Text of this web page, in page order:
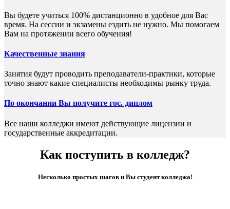
Вы будете учиться 100% дистанционно в удобное для Вас
время. На сессии и экзамены ездить не нужно. Мы помогаем
Вам на протяжении всего обучения!
Качественные знания
Занятия будут проводить преподаватели-практики, которые
точно знают какие специалисты необходимы рынку труда.
По окончании Вы получите гос. диплом
Все наши колледжи имеют действующие лицензии и
государственные аккредитации.
Как поступить в колледж?
Несколько простых шагов и Вы студент колледжа!